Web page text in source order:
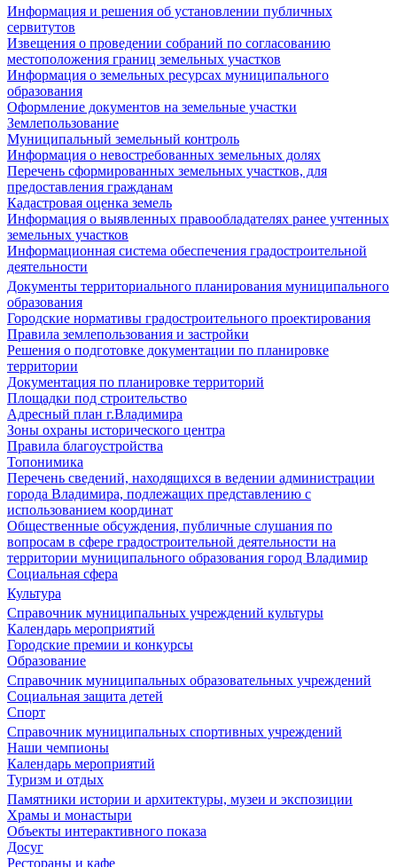
Информация и решения об установлении публичных
сервитутов
Извещения о проведении собраний по согласованию
местоположения границ земельных участков
Информация о земельных ресурсах муниципального
образования
Оформление документов на земельные участки
Землепользование
Муниципальный земельный контроль
Информация о невостребованных земельных долях
Перечень сформированных земельных участков, для
предоставления гражданам
Кадастровая оценка земель
Информация о выявленных правообладателях ранее учтенных
земельных участков
Информационная система обеспечения градостроительной
деятельности
Документы территориального планирования муниципального
образования
Городские нормативы градостроительного проектирования
Правила землепользования и застройки
Решения о подготовке документации по планировке
территории
Документация по планировке территорий
Площадки под строительство
Адресный план г.Владимира
Зоны охраны исторического центра
Правила благоустройства
Топонимика
Перечень сведений, находящихся в ведении администрации
города Владимира, подлежащих представлению с
использованием координат
Общественные обсуждения, публичные слушания по
вопросам в сфере градостроительной деятельности на
территории муниципального образования город Владимир
Социальная сфера
Культура
Справочник муниципальных учреждений культуры
Календарь мероприятий
Городские премии и конкурсы
Образование
Справочник муниципальных образовательных учреждений
Социальная защита детей
Спорт
Справочник муниципальных спортивных учреждений
Наши чемпионы
Календарь мероприятий
Туризм и отдых
Памятники истории и архитектуры, музеи и экспозиции
Храмы и монастыри
Объекты интерактивного показа
Досуг
Рестораны и кафе